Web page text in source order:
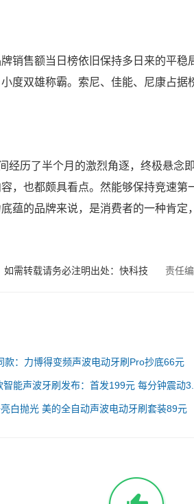
销售额当日榜依旧保持多日来的平
度双雄称霸。索尼、佳能、尼康占据
经历了半个月的激烈角逐，终极悬念
，也都颇具看点。然能够保持竞速
蕴的品牌来说，是消费者的一种肯定
如需转载请务必注明出处：快科技 责任编
款：力博得变频声波电动牙刷Pro抄底66元
智能声波牙刷发布：首发199元 每分钟震动
白抛光 美的全自动声波电动牙刷套装89元